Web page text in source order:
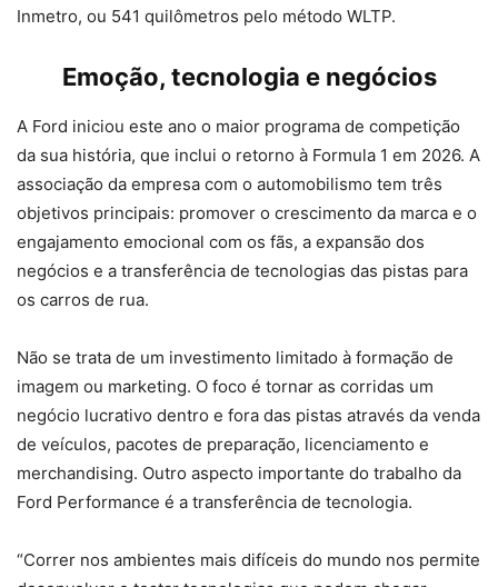
Inmetro, ou 541 quilômetros pelo método WLTP.
Emoção, tecnologia e negócios
A Ford iniciou este ano o maior programa de competição
da sua história, que inclui o retorno à Formula 1 em 2026. A
associação da empresa com o automobilismo tem três
objetivos principais: promover o crescimento da marca e o
engajamento emocional com os fãs, a expansão dos
negócios e a transferência de tecnologias das pistas para
os carros de rua.
Não se trata de um investimento limitado à formação de
imagem ou marketing. O foco é tornar as corridas um
negócio lucrativo dentro e fora das pistas através da venda
de veículos, pacotes de preparação, licenciamento e
merchandising. Outro aspecto importante do trabalho da
Ford Performance é a transferência de tecnologia.
“Correr nos ambientes mais difíceis do mundo nos permite